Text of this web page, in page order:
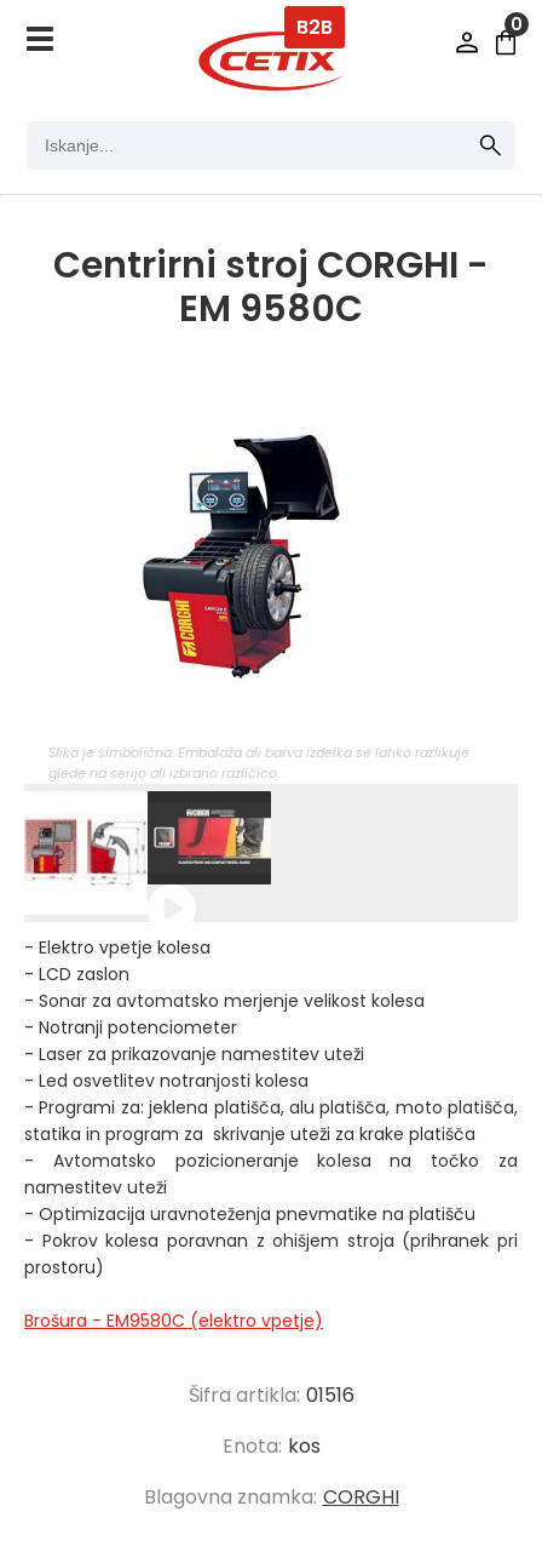
0
B2B
Centrirni stroj CORGHI -
EM 9580C
Slika je simbolična. Embalaža ali barva izdelka se lahko razlikuje
glede na serijo ali izbrano različico.
- Elektro vpetje kolesa
- LCD zaslon
- Sonar za avtomatsko merjenje velikost kolesa
- Notranji potenciometer
- Laser za prikazovanje namestitev uteži
- Led osvetlitev notranjosti kolesa
- Programi za: jeklena platišča, alu platišča, moto platišča,
statika in program za skrivanje uteži za krake platišča
- Avtomatsko pozicioneranje kolesa na točko za
namestitev uteži
- Optimizacija uravnoteženja pnevmatike na platišču
- Pokrov kolesa poravnan z ohišjem stroja (prihranek pri
prostoru)
Brošura - EM9580C (elektro vpetje)
Šifra artikla: 01516
Enota: kos
Blagovna znamka: CORGHI